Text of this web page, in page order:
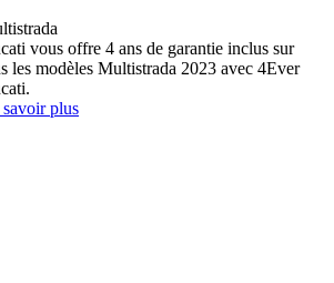
vous offre 4 ans de garantie inclus sur
les modèles Multistrada 2023 avec 4Ever
plus